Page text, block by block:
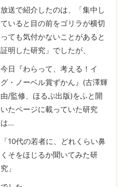
放送で紹介したのは、「集中し
ていると目の前をゴリラが横切
っても気付かないことがあると
証明した研究」でしたが、
今日『わらって、考える！イ
グ・ノーベル賞ずかん』(古澤輝
由/監修、ほるぷ出版)をふと開
いたページに載っていた研究
は…
「10代の若者に、どれくらい鼻
くそをほじるか聞いてみた研
究」